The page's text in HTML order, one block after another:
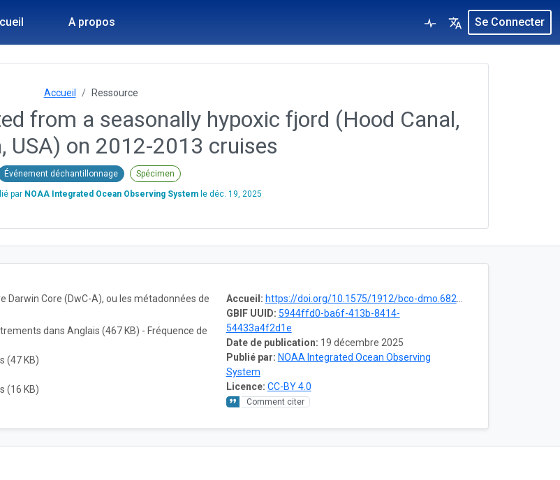
A propos Se Connecter
Accueil Ressource
from a seasonally hypoxic fjord (Hood Canal,
USA) on 2012-2013 cruises
Événement déchantillonnage Spécimen
par NOAA Integrated Ocean Observing System le déc. 19, 2025
Accueil: https://doi.org/10.1575/1912/bco-dmo.682074.1
GBIF UUID: 5944ffd0-ba6f-413b-8414-
54433a4f2d1e
Date de publication: 19 décembre 2025
Publié par: NOAA Integrated Ocean Observing
System
Licence: CC-BY 4.0
Comment citer
Darwin Core (DwC-A), ou les métadonnées de
dans Anglais (467 KB) - Fréquence de
(47 KB)
(16 KB)